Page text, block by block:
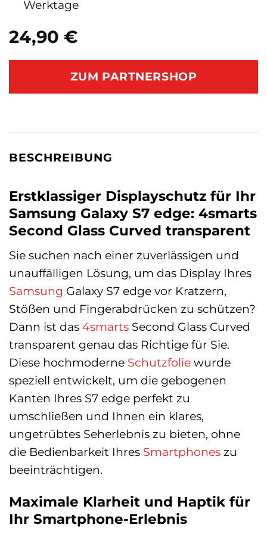
24,90 €
Werktage
ZUM PARTNERSHOP
BESCHREIBUNG
Erstklassiger Displayschutz für Ihr
Samsung Galaxy S7 edge: 4smarts
Second Glass Curved transparent
Sie suchen nach einer zuverlässigen und
unauffälligen Lösung, um das Display Ihres
Samsung Galaxy S7 edge vor Kratzern,
Stößen und Fingerabdrücken zu schützen?
Dann ist das 4smarts Second Glass Curved
transparent genau das Richtige für Sie.
Diese hochmoderne Schutzfolie wurde
speziell entwickelt, um die gebogenen
Kanten Ihres S7 edge perfekt zu
umschließen und Ihnen ein klares,
ungetrübtes Seherlebnis zu bieten, ohne
die Bedienbarkeit Ihres Smartphones zu
beeinträchtigen.
Maximale Klarheit und Haptik für
Ihr Smartphone-Erlebnis